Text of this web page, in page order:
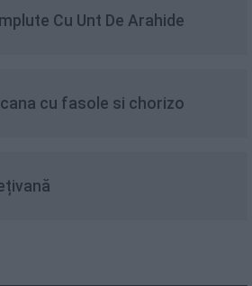
Cu Unt De Arahide
cu fasole si chorizo